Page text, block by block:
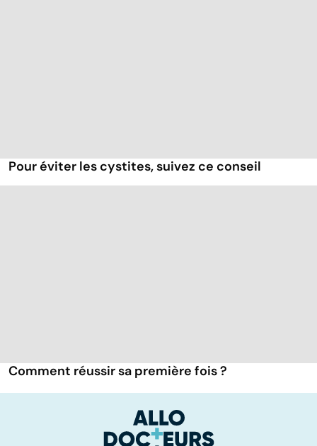
Pour éviter les cystites, suivez ce conseil
Comment réussir sa première fois ?